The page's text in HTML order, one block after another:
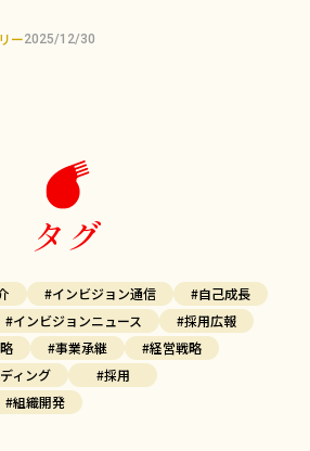
ー2025/12/30
タグ
#インビジョン通信
#自己成長
#インビジョンニュース
#採用広報
#事業承継
#経営戦略
ィング
#採用
#組織開発